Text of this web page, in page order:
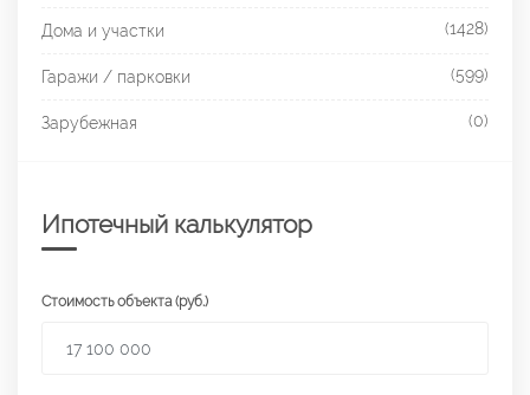
Дома и участки (1428)
Гаражи / парковки (599)
Зарубежная (0)
Ипотечный калькулятор
Стоимость объекта (руб.)